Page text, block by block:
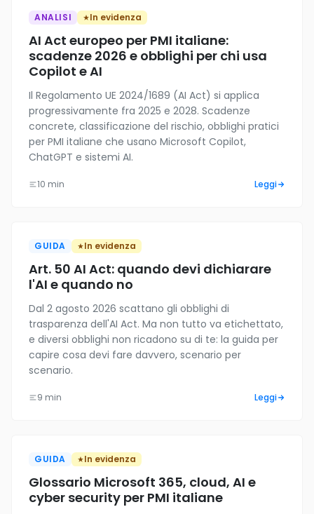
ANALISI In evidenza
AI Act europeo per PMI italiane:
scadenze 2026 e obblighi per chi usa
Copilot e AI
Il Regolamento UE 2024/1689 (AI Act) si applica
progressivamente fra 2025 e 2028. Scadenze
concrete, classificazione del rischio, obblighi pratici
per PMI italiane che usano Microsoft Copilot,
ChatGPT e sistemi AI.
10 min Leggi
GUIDA In evidenza
Art. 50 AI Act: quando devi dichiarare
l'AI e quando no
Dal 2 agosto 2026 scattano gli obblighi di
trasparenza dell'AI Act. Ma non tutto va etichettato,
e diversi obblighi non ricadono su di te: la guida per
capire cosa devi fare davvero, scenario per
scenario.
9 min Leggi
GUIDA In evidenza
Glossario Microsoft 365, cloud, AI e
cyber security per PMI italiane